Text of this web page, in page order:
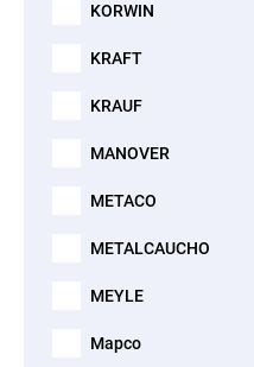
KORWIN
KRAFT
KRAUF
MANOVER
METACO
METALCAUCHO
MEYLE
Mapco